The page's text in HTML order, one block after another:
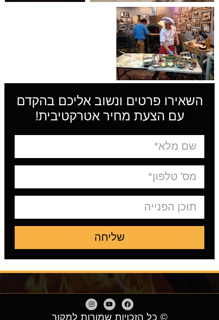
השאירו פרטים ונשוב אליכם בהקדם
עם הצעת מחיר אטרקטיבית!
שליחה
© כל הזכויות שמורות למקור